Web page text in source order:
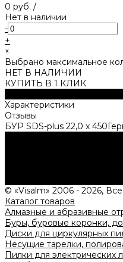
0 руб. /
Нет в наличии
-
+
×
Выбрано максимальное
НЕТ В НАЛИЧИИ
КУПИТЬ В 1 КЛИК
Характеристики
Отзывы
БУP SDS-plus 22,0 x
© «Visalm» 2006 - 2026,
Каталог товаров
Алмазные и абразивные
Буры, буровые коронки,
Диски для циркулярных
Несущие тарелки,
Пилки для электрических